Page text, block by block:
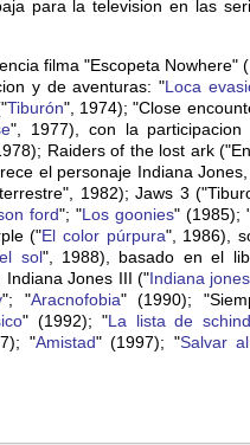
para la television en las
filma "Escopeta Nowhere"
y de aventuras: "Loca
Tiburón", 1974); "Close
", 1977), con la
Raiders of the lost ark
el personaje Indiana
1982); Jaws 3
ford"; "Los goonies" (1985);
("El color púrpura", 1986),
sol", 1988), basado en el
Indiana Jones III ("Indiana
"; "Aracnofobia" (1990);
" (1992); "La lista de
"Amistad" (1997); "Salvar